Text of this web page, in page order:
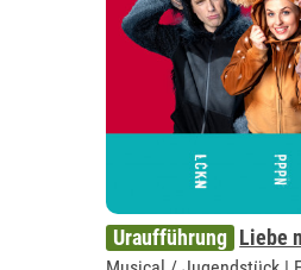
Uraufführung Liebe